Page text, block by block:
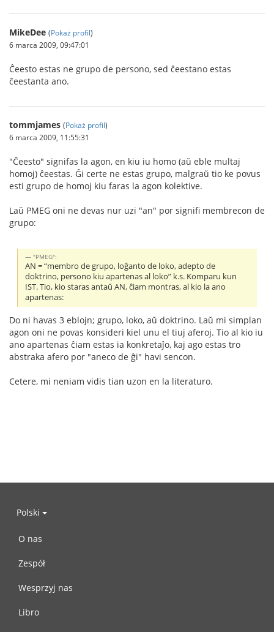
MikeDee (Pokaż profil)
6 marca 2009, 09:47:01
Ĉeesto estas ne grupo de persono, sed ĉeestano estas
ĉeestanta ano.
tommjames (Pokaż profil)
6 marca 2009, 11:55:31
"Ĉeesto" signifas la agon, en kiu iu homo (aŭ eble multaj
homoj) ĉeestas. Ĝi certe ne estas grupo, malgraŭ tio ke povus
esti grupo de homoj kiu faras la agon kolektive.
Laŭ PMEG oni ne devas nur uzi "an" por signifi membrecon de
grupo:
"PMEG":
AN = “membro de grupo, loĝanto de loko, adepto de
doktrino, persono kiu apartenas al loko” k.s. Komparu kun
IST. Tio, kio staras antaŭ AN, ĉiam montras, al kio la ano
apartenas:
Do ni havas 3 eblojn; grupo, loko, aŭ doktrino. Laŭ mi simplan
agon oni ne povas konsideri kiel unu el tiuj aferoj. Tio al kio iu
ano apartenas ĉiam estas ia konkretaĵo, kaj ago estas tro
abstraka afero por "aneco de ĝi" havi sencon.
Cetere, mi neniam vidis tian uzon en la literaturo.
Polski
O nas
Zespół
Wesprzyj nas
Libro